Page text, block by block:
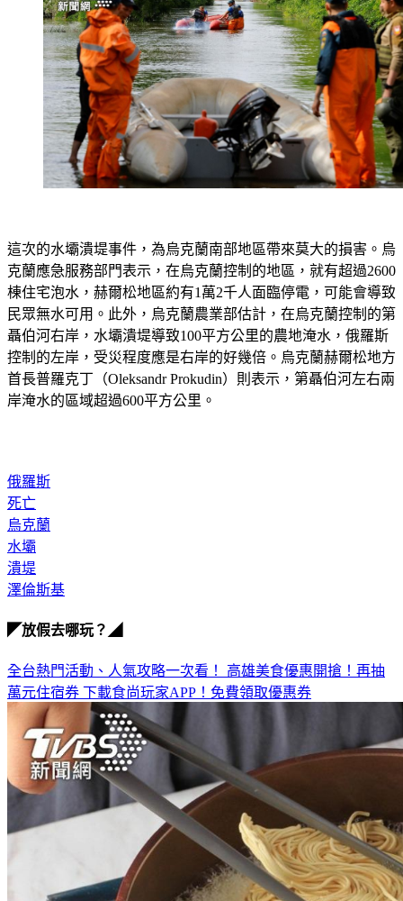
這次的水壩潰堤事件，為烏克蘭南部地區帶來莫大的損害。烏
克蘭應急服務部門表示，在烏克蘭控制的地區，就有超過2600
棟住宅泡水，赫爾松地區約有1萬2千人面臨停電，可能會導致
民眾無水可用。此外，烏克蘭農業部估計，在烏克蘭控制的第
聶伯河右岸，水壩潰堤導致100平方公里的農地淹水，俄羅斯
控制的左岸，受災程度應是右岸的好幾倍。烏克蘭赫爾松地方
首長普羅克丁（Oleksandr Prokudin）則表示，第聶伯河左右兩
岸淹水的區域超過600平方公里。
俄羅斯
死亡
烏克蘭
水壩
潰堤
澤倫斯基
◤放假去哪玩？◢
全台熱門活動、人氣攻略一次看！ 高雄美食優惠開搶！再抽
萬元住宿券 下載食尚玩家APP！免費領取優惠券